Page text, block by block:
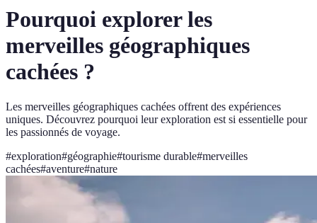
Pourquoi explorer les
merveilles géographiques
cachées ?
Les merveilles géographiques cachées offrent des expériences
uniques. Découvrez pourquoi leur exploration est si essentielle pour
les passionnés de voyage.
#exploration#géographie#tourisme durable#merveilles
cachées#aventure#nature